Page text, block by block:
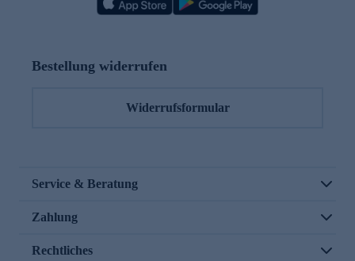
Bestellung widerrufen
Widerrufsformular
Service & Beratung
Zahlung
Rechtliches